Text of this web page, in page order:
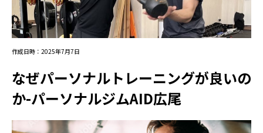
作成日時：2025年7月7日
なぜパーソナルトレーニングが良いの
か-パーソナルジムAID広尾